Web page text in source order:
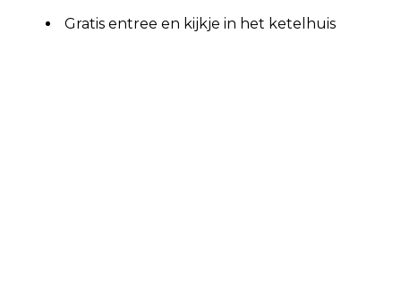
Gratis entree en kijkje in het ketelhuis